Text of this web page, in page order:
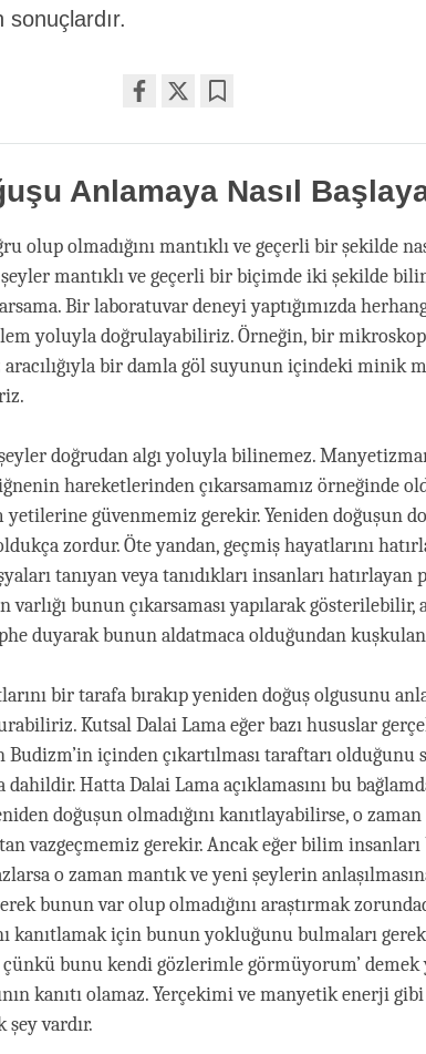
on
facebook
Anlamaya Nasıl
olup olmadığını mantıklı ve geçerli bir şekilde
mantıklı ve geçerli bir biçimde iki şekilde
Bir laboratuvar deneyi yaptığımızda
yoluyla doğrulayabiliriz. Örneğin, bir
aracılığıyla bir damla göl suyunun içindeki minik
doğrudan algı yoluyla bilinemez.
hareketlerinden çıkarsamamız örneğinde
yetilerine güvenmemiz gerekir. Yeniden doğuşun
zordur. Öte yandan, geçmiş hayatlarını
tanıyan veya tanıdıkları insanları hatırlayan
varlığı bunun çıkarsaması yapılarak gösterilebilir,
duyarak bunun aldatmaca olduğundan
bir tarafa bırakıp yeniden doğuş olgusunu
Kutsal Dalai Lama eğer bazı hususlar
içinden çıkartılması taraftarı olduğunu
Hatta Dalai Lama açıklamasını bu
doğuşun olmadığını kanıtlayabilirse, o
vazgeçmemiz gerekir. Ancak eğer bilim insanları
o zaman mantık ve yeni şeylerin
bunun var olup olmadığını araştırmak
kanıtlamak için bunun yokluğunu bulmaları
çünkü bunu kendi gözlerimle görmüyorum’ demek
kanıtı olamaz. Yerçekimi ve manyetik enerji
vardır.